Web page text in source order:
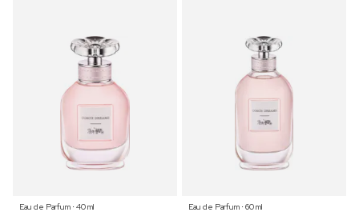
Eau de Parfum ⋅ 40 ml
Eau de Parfum ⋅ 60 ml